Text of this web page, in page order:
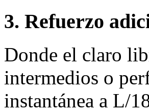
3. Refuerzo
Donde el claro
intermedios o
instantánea a L/